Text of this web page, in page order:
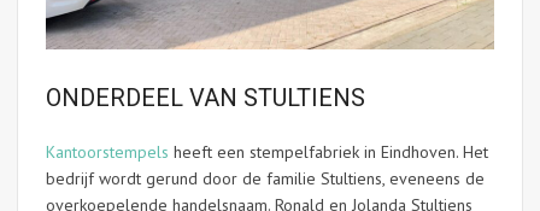
ONDERDEEL VAN STULTIENS
Kantoorstempels heeft een stempelfabriek in Eindhoven. Het
bedrijf wordt gerund door de familie Stultiens, eveneens de
overkoepelende handelsnaam. Ronald en Jolanda Stultiens